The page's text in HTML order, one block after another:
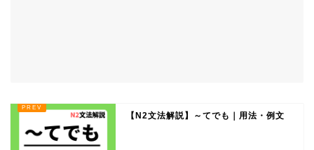
【N2文法解説】～てでも｜用法・例文